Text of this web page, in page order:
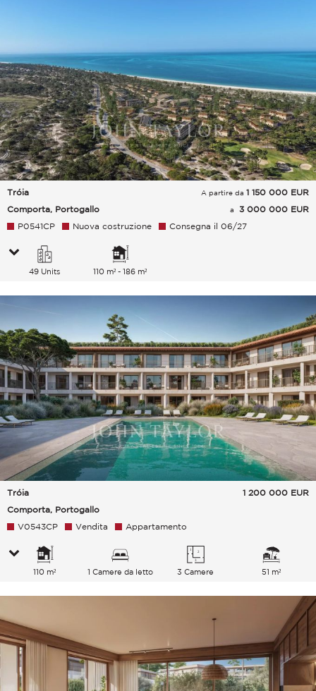
Tróia
Comporta, Portogallo
A partire da 1 150 000 EUR
a
3 000 000 EUR
P0541CP
Nuova costruzione Consegna il 06/27
49 Units 110 m² - 186 m²
Tróia
Comporta, Portogallo
1 200 000 EUR
V0543CP Vendita Appartamento
110 m² 1 Camere da letto 3 Camere 51 m²